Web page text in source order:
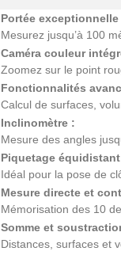
Portée exceptionnelle
Mesurez jusqu’à 100
Caméra couleur
Zoomez sur le point
Fonctionnalités
Calcul de surfaces,
Inclinomètre :
Mesure des angles
Piquetage
Idéal pour la pose de
Mesure directe et
Mémorisation des 10
Somme et
Distances, surfaces et